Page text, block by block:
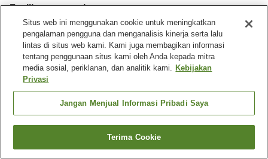
Fasilitas properti
Tempat parkir
Aula perjamuan
Pemandian besar
Pantangan makan (alergi)
Beranda Jepang Fukushima
Kota Iwaki
Suehiro Ryokan (Fukushima)
Cari kamar
Situs web ini menggunakan cookie untuk meningkatkan
pengalaman pengguna dan menganalisis kinerja serta lalu
lintas di situs web kami. Kami juga membagikan informasi
tentang penggunaan situs kami oleh Anda kepada mitra
media sosial, periklanan, dan analitik kami. Kebijakan
Privasi
Jangan Menjual Informasi Pribadi Saya
Terima Cookie